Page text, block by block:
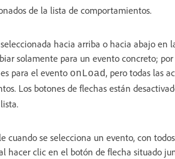
de la lista de comportamientos.
hacia arriba o hacia abajo en
solamente para un evento concreto;
para el evento onLoad, pero todas las
Los botones de flechas están
cuando se selecciona un evento, con
hacer clic en el botón de flecha situado